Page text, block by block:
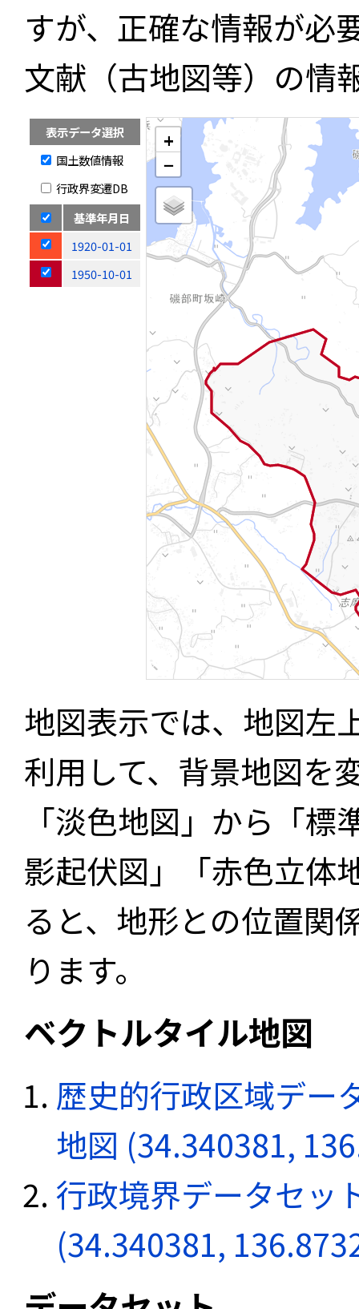
すが、正確な情報が必
文献（古地図等）の情
表示データ選択
国土数値情報
行政界変遷DB
基準年月日
1920-01-01
1950-10-01
+
−
地図表示では、地図左
利用して、背景地図を
「淡色地図」から「
影起伏図」「赤色立体
ると、地形との位置関
ります。
ベクトルタイル地図
歴史的行政区域デー
地図 (34.340381,
行政境界データセッ
(34.340381,